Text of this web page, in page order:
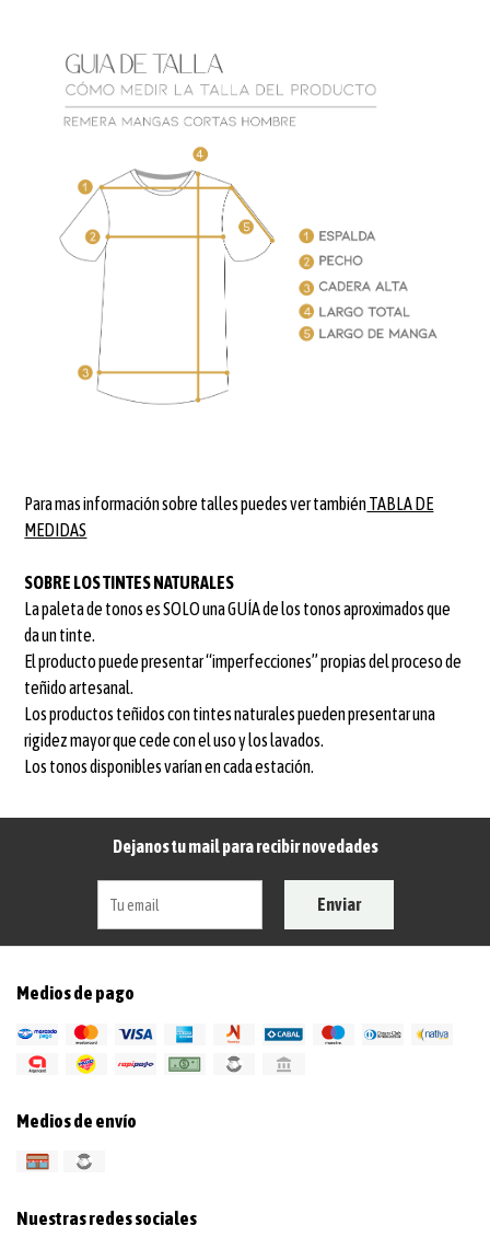
Para mas información sobre talles puedes ver tambiénTABLA DE
MEDIDAS
SOBRE LOS TINTES NATURALES
La paleta de tonos es SOLO una GUÍA de los tonos aproximados que
da un tinte.
El producto puede presentar “imperfecciones” propias del proceso de
teñido artesanal.
Los productos teñidos con tintes naturales pueden presentar una
rigidez mayor que cede con el uso y los lavados.
Los tonos disponibles varían en cada estación.
Dejanos tu mail para recibir novedades
Enviar
Medios de pago
Medios de envío
Nuestras redes sociales